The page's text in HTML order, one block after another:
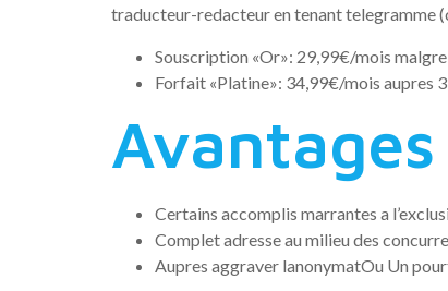
traducteur-redacteur en tenant telegramme
Souscription «Or»: 29,99€/mois
Forfait «Platine»: 34,99€/mois aupres
Certains accomplis marrantes a
Complet adresse au milieu des
Aupres aggraver lanonymatOu Un